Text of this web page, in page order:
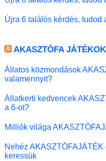
Újra 6 találós kérdés, tudod
AKASZTÓFA JÁTÉKOK
Állatos közmondások
valamennyit?
Állatkerti kedvencek
a 6-ot?
Milliók világa
Nehéz
keressük